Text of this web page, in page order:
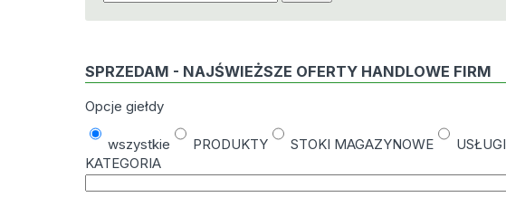
SPRZEDAM - NAJŚWIEŻSZE OFERTY HANDLOWE FIRM
Opcje giełdy
wszystkie PRODUKTY STOKI MAGAZYNOWE
USŁUGI
KATEGORIA